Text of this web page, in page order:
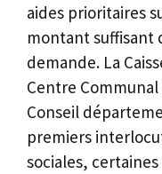
aides prioritaires
montant suffisant
demande. La
Centre Communal
Conseil
premiers
sociales,